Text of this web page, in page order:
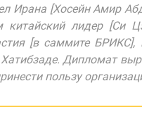
Ирана [Хосейн Амир
китайский лидер [Си
[в саммите БРИКС],
Дипломат
пользу